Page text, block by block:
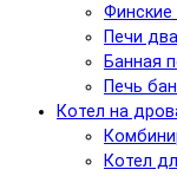
Финские
Печи
Банная
Печь
Котел на
Котел